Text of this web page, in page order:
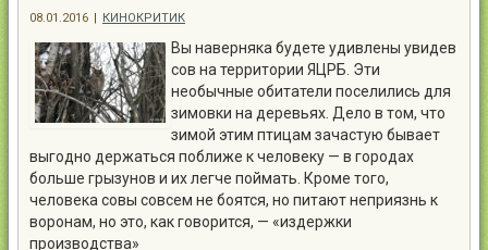
08.01.2016 | КИНОКРИТИК
Вы наверняка будете удивлены увидев
сов на территории ЯЦРБ. Эти
необычные обитатели поселились для
зимовки на деревьях. Дело в том, что
зимой этим птицам зачастую бывает
выгодно держаться поближе к человеку — в городах
больше грызунов и их легче поймать. Кроме того,
человека совы совсем не боятся, но питают неприязнь к
воронам, но это, как говорится, — «издержки
производства»